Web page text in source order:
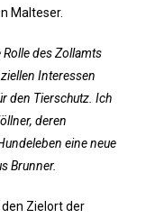
Malteser.
des Zollamts
Interessen
den Tierschutz. Ich
deren
eine neue
Brunner.
Zielort der